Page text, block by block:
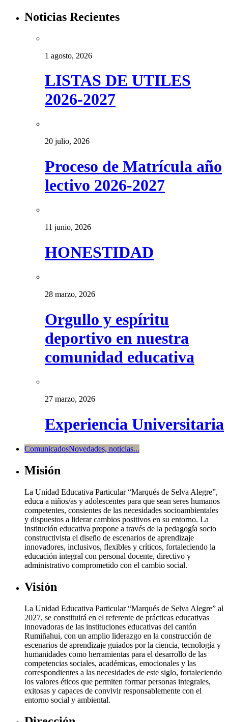
Noticias Recientes
1 agosto, 2026
LISTAS DE UTILES
2026-2027
20 julio, 2026
Proceso de Matrícula año
lectivo 2026-2027
11 junio, 2026
HONESTIDAD
28 marzo, 2026
Orgullo y espíritu
deportivo en nuestra
comunidad educativa
27 marzo, 2026
Experiencia Universitaria
ComunicadosNovedades, noticias...
Misión
La Unidad Educativa Particular “Marqués de Selva Alegre”,
educa a niños/as y adolescentes para que sean seres humanos
competentes, consientes de las necesidades socioambientales
y dispuestos a liderar cambios positivos en su entorno. La
institución educativa propone a través de la pedagogía socio
constructivista el diseño de escenarios de aprendizaje
innovadores, inclusivos, flexibles y críticos, fortaleciendo la
educación integral con personal docente, directivo y
administrativo comprometido con el cambio social.
Visión
La Unidad Educativa Particular “Marqués de Selva Alegre” al
2027, se constituirá en el referente de prácticas educativas
innovadoras de las instituciones educativas del cantón
Rumiñahui, con un amplio liderazgo en la construcción de
escenarios de aprendizaje guiados por la ciencia, tecnología y
humanidades como herramientas para el desarrollo de las
competencias sociales, académicas, emocionales y las
correspondientes a las necesidades de este siglo, fortaleciendo
los valores éticos que permiten formar personas integrales,
exitosas y capaces de convivir responsablemente con el
entorno social y ambiental.